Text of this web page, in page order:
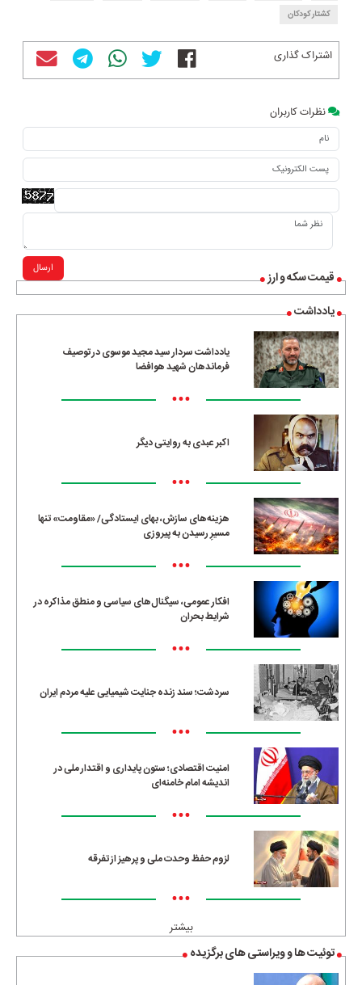
قیمت سکه و ارز
یادداشت
یادداشت سردار سید مجید موسوی در توصیف
فرماندهان شهید هوافضا
•••
اکبر عبدی به روایتی دیگر
•••
هزینه‌های سازش، بهای ایستادگی/ «مقاومت» تنها
مسیرِ رسیدن به پیروزی
•••
افکار عمومی، سیگنال‌های سیاسی و منطق مذاکره در
شرایط بحران
•••
سردشت؛ سند زنده جنایت شیمیایی علیه مردم ایران
•••
امنیت اقتصادی؛ ستون پایداری و اقتدار ملی در
اندیشه امام خامنه‌ای
•••
لزوم حفظ وحدت ملی و پرهیز از تفرقه
•••
بیشتر
توئیت ها و ویراستی های برگزیده
کشتار کودکان
اشتراک گذاری
نظرات کاربران
ارسال